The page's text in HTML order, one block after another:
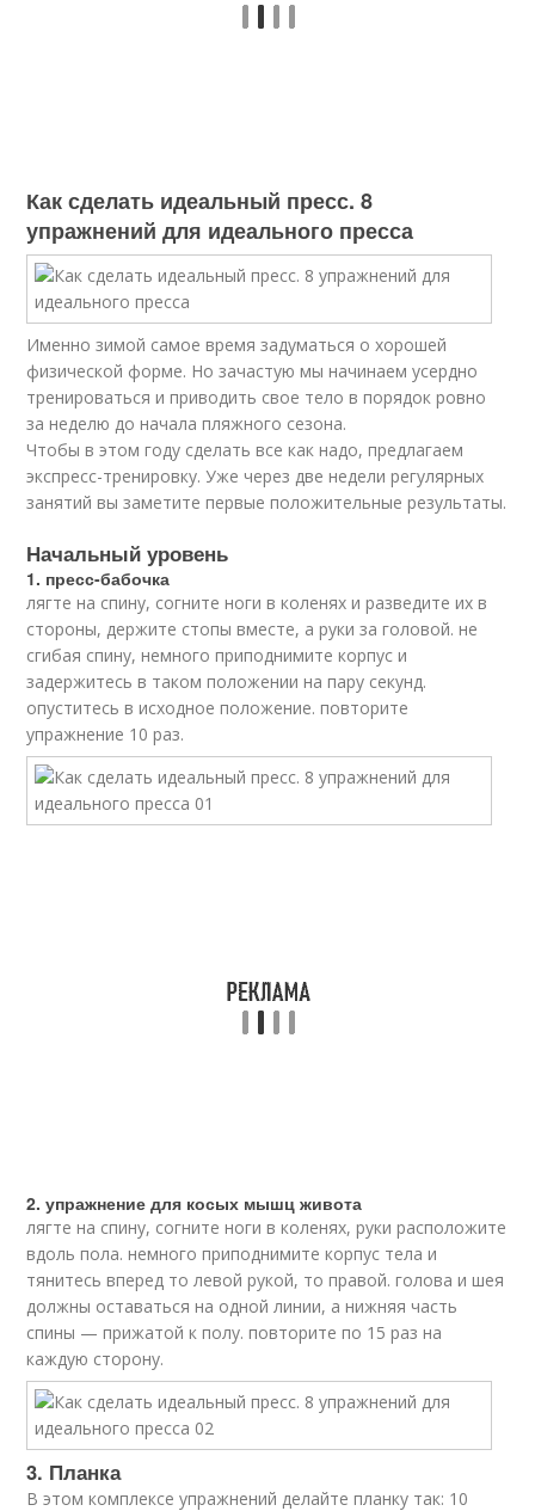
Как сделать идеальный пресс. 8
упражнений для идеального пресса
Именно зимой самое время задуматься о хорошей
физической форме. Но зачастую мы начинаем усердно
тренироваться и приводить свое тело в порядок ровно
за неделю до начала пляжного сезона.
Чтобы в этом году сделать все как надо, предлагаем
экспресс-тренировку. Уже через две недели регулярных
занятий вы заметите первые положительные результаты.
Начальный уровень
1. пресс-бабочка
лягте на спину, согните ноги в коленях и разведите их в
стороны, держите стопы вместе, а руки за головой. не
сгибая спину, немного приподнимите корпус и
задержитесь в таком положении на пару секунд.
опуститесь в исходное положение. повторите
упражнение 10 раз.
2. упражнение для косых мышц живота
лягте на спину, согните ноги в коленях, руки расположите
вдоль пола. немного приподнимите корпус тела и
тянитесь вперед то левой рукой, то правой. голова и шея
должны оставаться на одной линии, а нижняя часть
спины — прижатой к полу. повторите по 15 раз на
каждую сторону.
3. Планка
В этом комплексе упражнений делайте планку так: 10